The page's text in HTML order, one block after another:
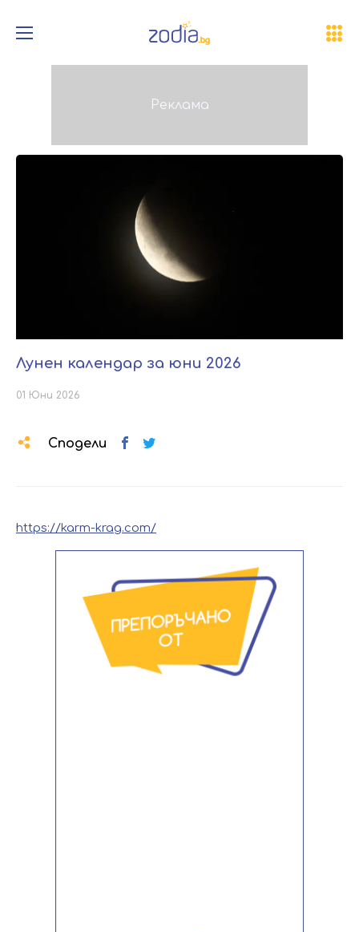
Лунен календар за юни 2026
01 Юни 2026
Сподели
https://karm-krag.com/